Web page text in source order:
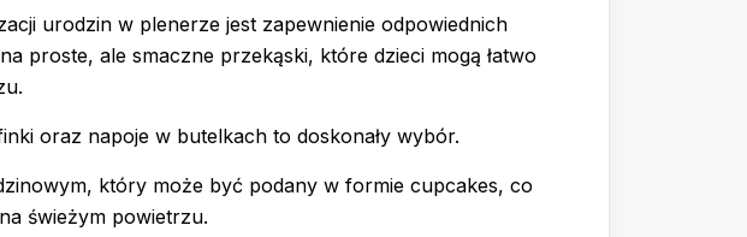
urodzin w plenerze jest zapewnienie odpowiednich
proste, ale smaczne przekąski, które dzieci mogą łatwo
oraz napoje w butelkach to doskonały wybór.
który może być podany w formie cupcakes, co
świeżym powietrzu.